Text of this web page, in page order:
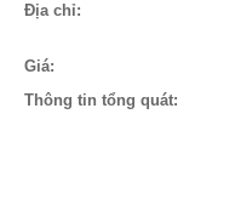
Địa chỉ:
Giá:
Thông tin tổng quát: